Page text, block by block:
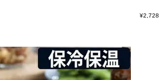
¥2,728